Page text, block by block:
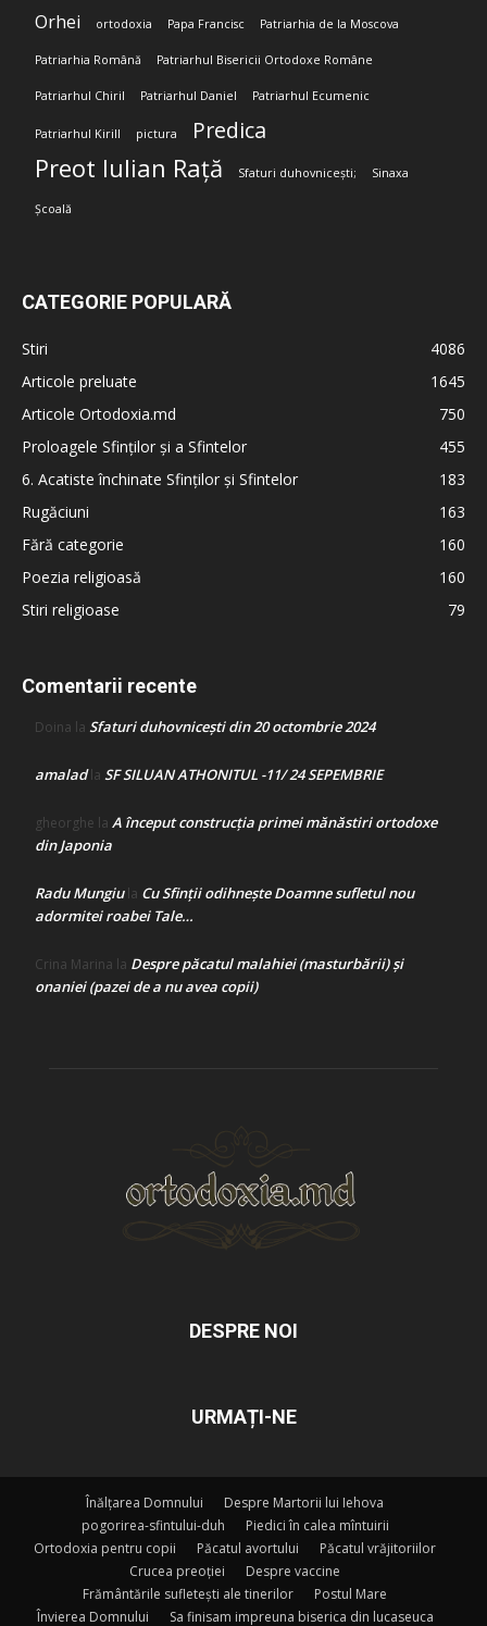
Orhei ortodoxia Papa Francisc Patriarhia de la Moscova
Patriarhia Română Patriarhul Bisericii Ortodoxe Române
Patriarhul Chiril Patriarhul Daniel Patriarhul Ecumenic
Patriarhul Kirill pictura Predica
Preot Iulian Rață Sfaturi duhovnicești; Sinaxa
Școală
CATEGORIE POPULARĂ
Stiri
4086
Articole preluate
1645
Articole Ortodoxia.md
750
Proloagele Sfinților și a Sfintelor
455
6. Acatiste închinate Sfinților și Sfintelor
183
Rugăciuni
163
Fără categorie
160
Poezia religioasă
160
Stiri religioase
79
Comentarii recente
Doina la Sfaturi duhovnicești din 20 octombrie 2024
amaladla SF SILUAN ATHONITUL -11/ 24 SEPEMBRIE
gheorghe la A început construcţia primei mănăstiri ortodoxe
din Japonia
Radu Mungiula Cu Sfinții odihnește Doamne sufletul nou
adormitei roabei Tale…
Crina Marina la Despre păcatul malahiei (masturbării) şi
onaniei (pazei de a nu avea copii)
DESPRE NOI
URMAȚI-NE
Înălțarea Domnului
Despre Martorii lui Iehova
pogorirea-sfintului-duh
Piedici în calea mîntuirii
Ortodoxia pentru copii
Păcatul avortului
Păcatul vrăjitoriilor
Crucea preoției
Despre vaccine
Frământările sufletești ale tinerilor
Postul Mare
Învierea Domnului
Sa finisam impreuna biserica din lucaseuca